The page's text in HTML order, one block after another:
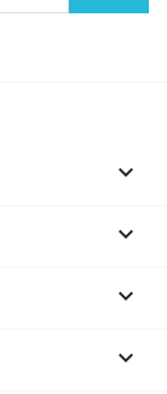



